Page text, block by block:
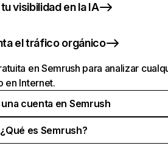
visibilidad en la IA
el tráfico orgánico
en Semrush para analizar
en Internet.
cuenta en Semrush
¿Qué es Semrush?